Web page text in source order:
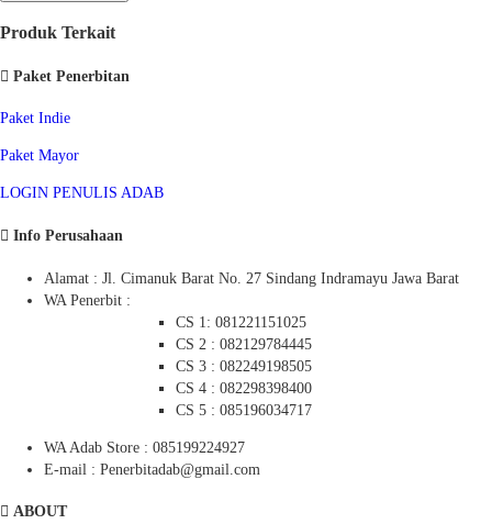
Produk Terkait
Paket Penerbitan
Paket Indie
Paket Mayor
LOGIN PENULIS ADAB
Info Perusahaan
Alamat : Jl. Cimanuk Barat No. 27 Sindang Indramayu Jawa Barat
WA Penerbit :
CS 1: 081221151025
CS 2 : 082129784445
CS 3 : 082249198505
CS 4 : 082298398400
CS 5 : 085196034717
WA Adab Store : 085199224927
E-mail : Penerbitadab@gmail.com
ABOUT